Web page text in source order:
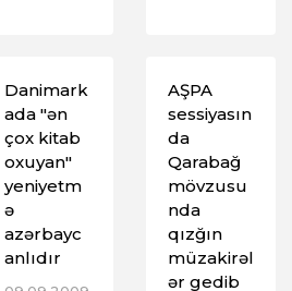
Danimark
ada "ən
çox kitab
oxuyan"
yeniyetm
ə
azərbayc
anlıdır
AŞPA
sessiyasın
da
Qarabağ
mövzusu
nda
qızğın
müzakirəl
ər gedib